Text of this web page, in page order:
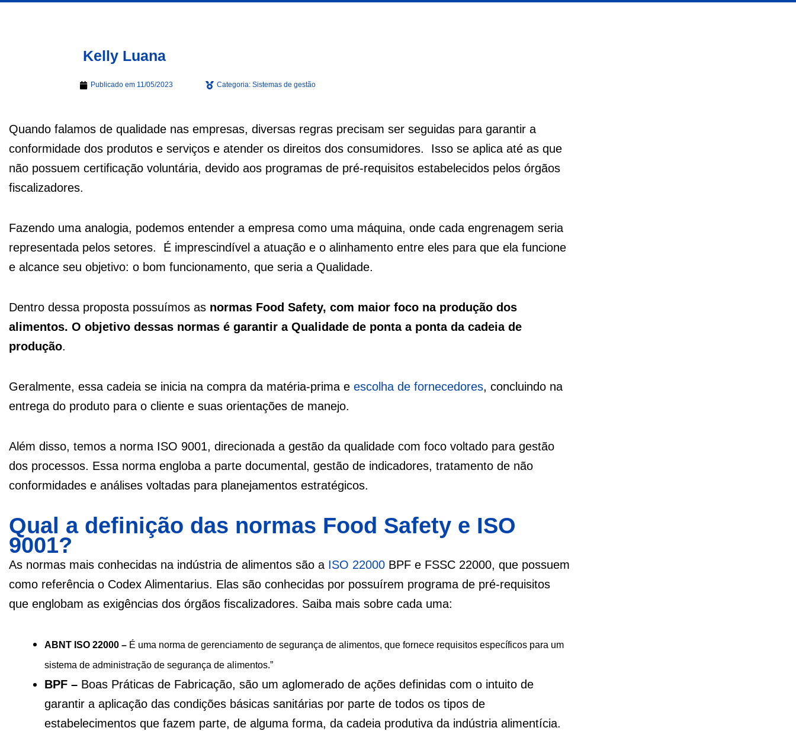
Kelly Luana
Publicado em 11/05/2023 Categoria: Sistemas de gestão
Quando falamos de qualidade nas empresas, diversas regras precisam ser seguidas para garantir a
conformidade dos produtos e serviços e atender os direitos dos consumidores. Isso se aplica até as que
não possuem certificação voluntária, devido aos programas de pré-requisitos estabelecidos pelos órgãos
fiscalizadores.
Fazendo uma analogia, podemos entender a empresa como uma máquina, onde cada engrenagem seria
representada pelos setores. É imprescindível a atuação e o alinhamento entre eles para que ela funcione
e alcance seu objetivo: o bom funcionamento, que seria a Qualidade.
Dentro dessa proposta possuímos as normas Food Safety, com maior foco na produção dos
alimentos. O objetivo dessas normas é garantir a Qualidade de ponta a ponta da cadeia de
produção.
Geralmente, essa cadeia se inicia na compra da matéria-prima e escolha de fornecedores, concluindo na
entrega do produto para o cliente e suas orientações de manejo.
Além disso, temos a norma ISO 9001, direcionada a gestão da qualidade com foco voltado para gestão
dos processos. Essa norma engloba a parte documental, gestão de indicadores, tratamento de não
conformidades e análises voltadas para planejamentos estratégicos.
Qual a definição das normas Food Safety e ISO
9001?
As normas mais conhecidas na indústria de alimentos são a ISO 22000 BPF e FSSC 22000, que possuem
como referência o Codex Alimentarius. Elas são conhecidas por possuírem programa de pré-requisitos
que englobam as exigências dos órgãos fiscalizadores. Saiba mais sobre cada uma:
ABNT ISO 22000 – É uma norma de gerenciamento de segurança de alimentos, que fornece requisitos específicos para um
sistema de administração de segurança de alimentos.”
BPF – Boas Práticas de Fabricação, são um aglomerado de ações definidas com o intuito de
garantir a aplicação das condições básicas sanitárias por parte de todos os tipos de
estabelecimentos que fazem parte, de alguma forma, da cadeia produtiva da indústria alimentícia.